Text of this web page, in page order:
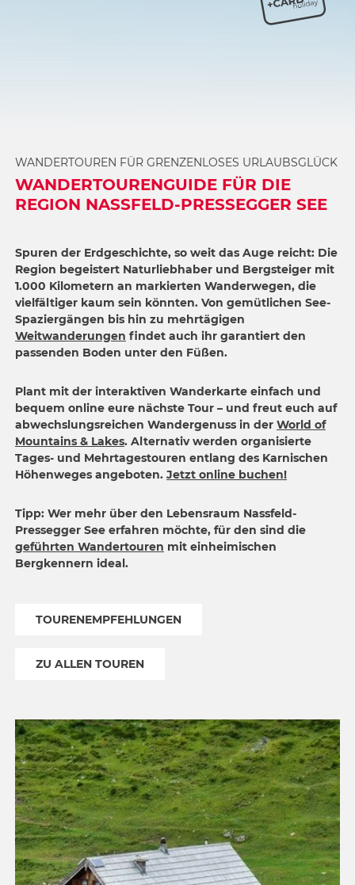
WANDERTOUREN FÜR GRENZENLOSES URLAUBSGLÜCK
WANDERTOURENGUIDE FÜR DIE
REGION NASSFELD-PRESSEGGER SEE
Spuren der Erdgeschichte, so weit das Auge reicht: Die
Region begeistert Naturliebhaber und Bergsteiger mit
1.000 Kilometern an markierten Wanderwegen, die
vielfältiger kaum sein könnten. Von gemütlichen See-
Spaziergängen bis hin zu mehrtägigen
Weitwanderungen findet auch ihr garantiert den
passenden Boden unter den Füßen.
Plant mit der interaktiven Wanderkarte einfach und
bequem online eure nächste Tour – und freut euch auf
abwechslungsreichen Wandergenuss in der World of
Mountains & Lakes. Alternativ werden organisierte
Tages- und Mehrtagestouren entlang des Karnischen
Höhenweges angeboten. Jetzt online buchen!
Tipp: Wer mehr über den Lebensraum Nassfeld-
Pressegger See erfahren möchte, für den sind die
geführten Wandertouren mit einheimischen
Bergkennern ideal.
TOURENEMPFEHLUNGEN
ZU ALLEN TOUREN